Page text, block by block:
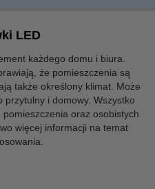
LED
każdego domu i biura.
że pomieszczenia są
także określony klimat. Może
i domowy. Wszystko
oraz osobistych
więcej informacji na temat